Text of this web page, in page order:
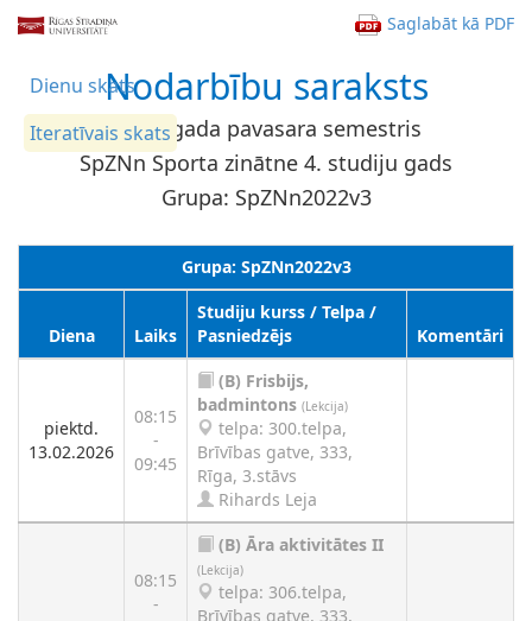
Saglabāt kā PDF
Dienu skats
Iteratīvais skats
Nodarbību saraksts
2026. gada pavasara semestris
SpZNn Sporta zinātne 4. studiju gads
Grupa: SpZNn2022v3
Grupa: SpZNn2022v3
Diena Laiks
Studiju kurss / Telpa /
Pasniedzējs
Komentāri
piektd.
13.02.2026
08:15
-
09:45
(B) Frisbijs,
badmintons (Lekcija)
telpa: 300.telpa,
Brīvības gatve, 333,
Rīga, 3.stāvs
Rihards Leja
08:15
-
(B) Āra aktivitātes II
(Lekcija)
telpa: 306.telpa,
Brīvības gatve, 333,